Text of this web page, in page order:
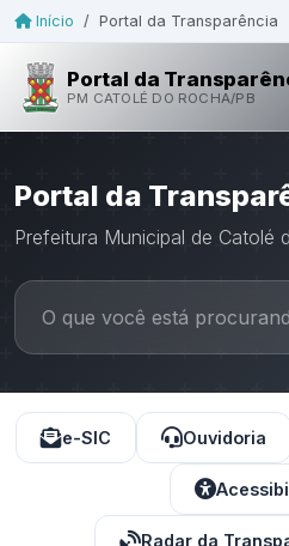
Início / Portal da Transparência
Portal da
PM CATOLÉ DO ROCHA/PB
Portal da
Prefeitura Municipal de Catolé
e-SIC Ouvidoria
Radar da